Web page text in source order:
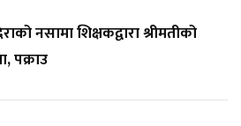
नसामा शिक्षकद्वारा श्रीमतीको
पक्राउ